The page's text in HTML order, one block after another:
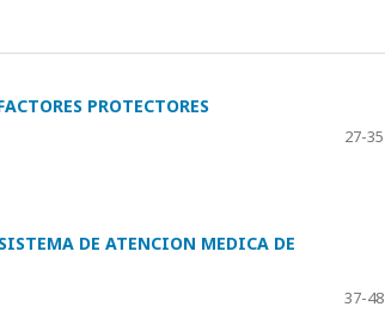
PROTECTORES
27-35
DE ATENCION MEDICA DE
37-48